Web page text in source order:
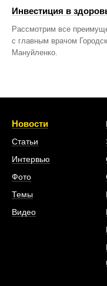
Инвестиция в
Рассмотрим все
с главным врачом
Мануйленко.
Новости
Статьи
Интервью
Фото
Темы
Видео